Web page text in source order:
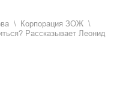
Корпорация ЗОЖ
Рассказывает Леонид